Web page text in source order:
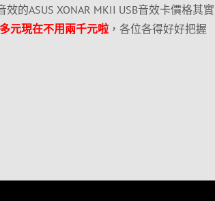
的ASUS XONAR MKII USB音效卡價格其實
元現在不用兩千元啦，各位各得好好把握